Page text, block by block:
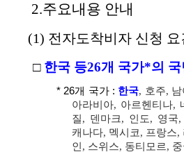
2.주요내용 안내
(1) 전자도착비자 신청 요
□ 한국 등26개 국가*의 국
* 26개 국가 : 한국, 호주, 남
아라비아, 아르헨티나,
질, 덴마크, 인도, 영국
캐나다, 멕시코, 프랑스,
인, 스위스, 동티모르,